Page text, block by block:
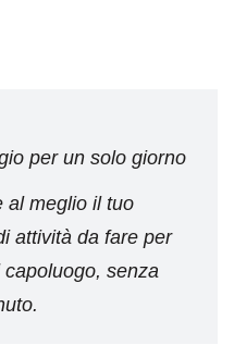
per un solo giorno
al meglio il tuo
attività da fare per
senza